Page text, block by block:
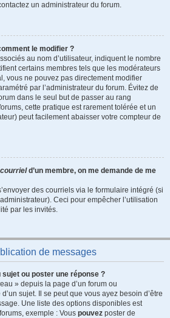
un administrateur du forum.
le modifier ?
au nom d’utilisateur, indiquent le nombre
certains membres tels que les modérateurs
vous ne pouvez pas directement modifier
par l’administrateur du forum. Évitez de
dans le seul but de passer au rang
cette pratique est rarement tolérée et un
peut facilement abaisser votre compteur de
courrield’un membre, on me demande de me
des courriels via le formulaire intégré (si
Ceci pour empêcher l’utilisation
par les invités.
de messages
ou poster une réponse ?
» depuis la page d’un forum ou
sujet. Il se peut que vous ayez besoin d’être
Une liste des options disponibles est
exemple : Vous pouvez poster de